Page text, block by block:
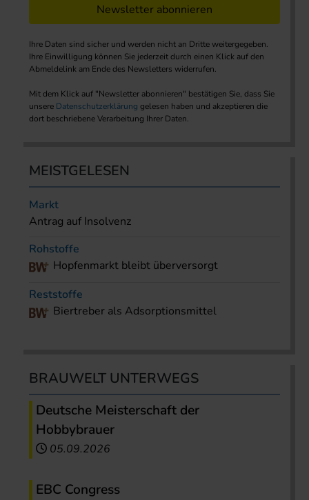
Newsletter abonnieren
Ihre Daten sind sicher und werden nicht an Dritte weitergegeben.
Ihre Einwilligung können Sie jederzeit durch einen Klick auf den
Abmeldelink am Ende des Newsletters widerrufen.
Mit dem Klick auf "Newsletter abonnieren" bestätigen Sie, dass Sie
unsere Datenschutzerklärung gelesen haben und akzeptieren die
dort beschriebene Verarbeitung Ihrer Daten.
MEISTGELESEN
Markt
Antrag auf Insolvenz
Rohstoffe
Hopfenmarkt bleibt überversorgt
Reststoffe
Biertreber als Adsorptionsmittel
BRAUWELT UNTERWEGS
Deutsche Meisterschaft der
Hobbybrauer
05.09.2026
EBC Congress